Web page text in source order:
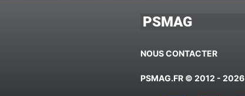
PSMAG
NOUS CONTACTER
PSMAG.FR © 2012 - 2026